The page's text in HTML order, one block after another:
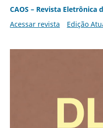
CAOS – Revista Eletrônica
Acessar revista
Edição